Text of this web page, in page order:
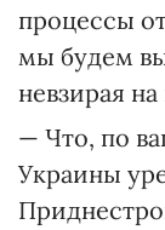
процессы
мы будем
невзирая
— Что, по
Украины